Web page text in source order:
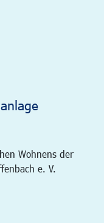
Wohnens der
e. V.